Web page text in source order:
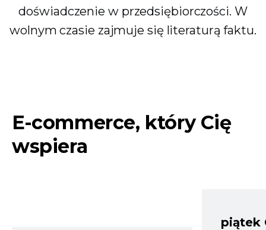
doświadczenie w przedsiębiorczości. W
wolnym czasie zajmuje się literaturą faktu.
E-commerce, który Cię
wspiera
piątek